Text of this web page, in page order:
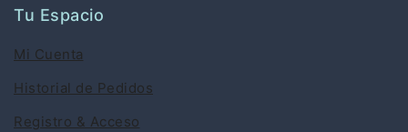
Tu Espacio
Mi Cuenta
Historial de Pedidos
Registro & Acceso